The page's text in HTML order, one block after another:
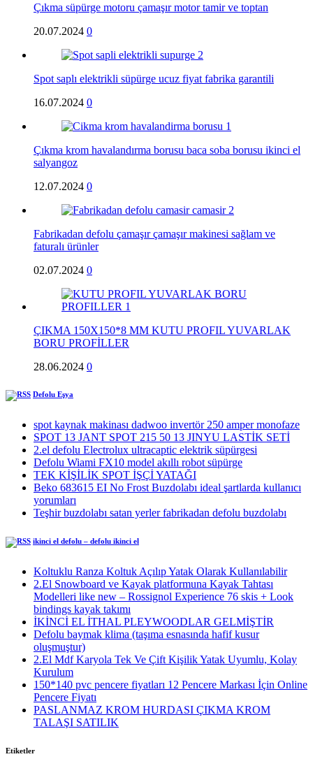
Çıkma süpürge motoru çamaşır motor tamir ve toptan
20.07.2024 0
Spot saplı elektrikli süpürge ucuz fiyat fabrika garantili
16.07.2024 0
Çıkma krom havalandırma borusu baca soba borusu ikinci el
salyangoz
12.07.2024 0
Fabrikadan defolu çamaşır çamaşır makinesi sağlam ve
faturalı ürünler
02.07.2024 0
ÇIKMA 150X150*8 MM KUTU PROFIL YUVARLAK
BORU PROFİLLER
28.06.2024 0
Defolu Eşya
spot kaynak makinası dadwoo invertör 250 amper monofaze
SPOT 13 JANT SPOT 215 50 13 JINYU LASTİK SETİ
2.el defolu Electrolux ultracaptic elektrik süpürgesi
Defolu Wiami FX10 model akıllı robot süpürge
TEK KİŞİLİK SPOT İŞÇİ YATAĞI
Beko 683615 EI No Frost Buzdolabı ideal şartlarda kullanıcı
yorumları
Teşhir buzdolabı satan yerler fabrikadan defolu buzdolabı
ikinci el defolu – defolu ikinci el
Koltuklu Ranza Koltuk Açılıp Yatak Olarak Kullanılabilir
2.El Snowboard ve Kayak platformuna Kayak Tahtası
Modelleri like new – Rossignol Experience 76 skis + Look
bindings kayak takımı
İKİNCİ EL İTHAL PLEYWOODLAR GELMİŞTİR
Defolu baymak klima (taşıma esnasında hafif kusur
oluşmuştur)
2.El Mdf Karyola Tek Ve Çift Kişilik Yatak Uyumlu, Kolay
Kurulum
150*140 pvc pencere fiyatları 12 Pencere Markası İçin Online
Pencere Fiyatı
PASLANMAZ KROM HURDASI ÇIKMA KROM
TALAŞI SATILIK
Etiketler